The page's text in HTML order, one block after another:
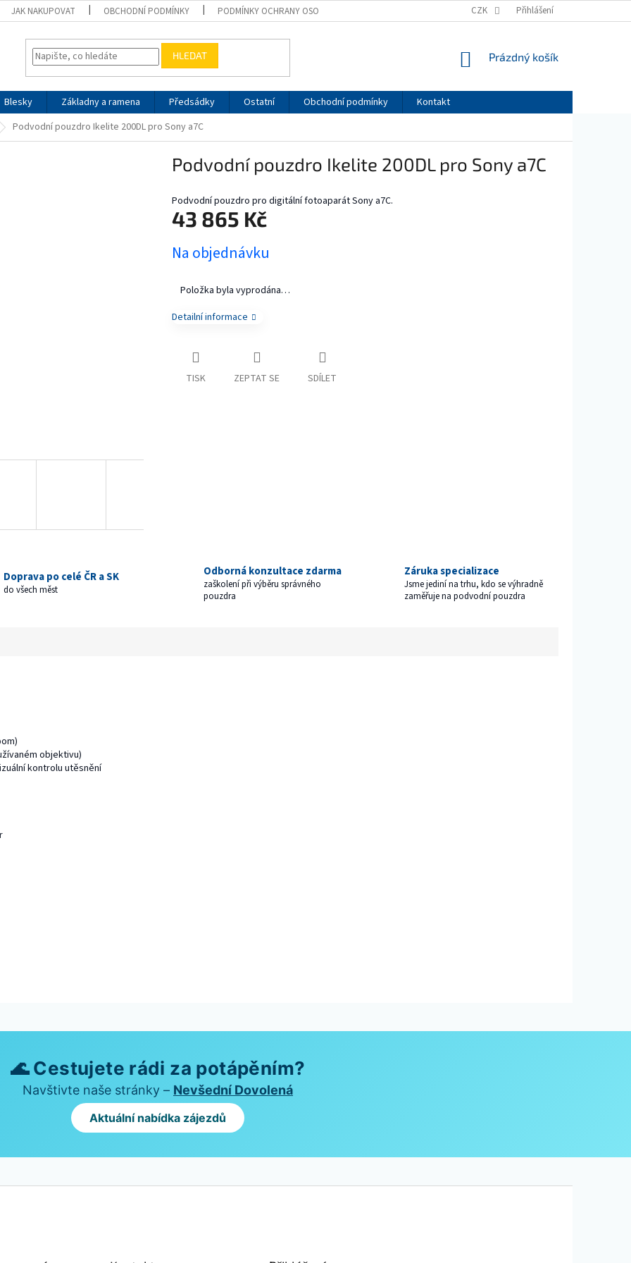
JAK NAKUPOVAT OBCHODNÍ PODMÍNKY PODMÍNKY OCHRANY OSOBNÍCH ÚDAJŮ CZK Přihlášení
HLEDAT
NÁKUPNÍ
Prázdný košík
Blesky Základny a ramena Předsádky Ostatní Obchodní podmínky
Kontakt
Podvodní pouzdro Ikelite 200DL pro Sony a7C
Podvodní pouzdro Ikelite 200DL pro Sony a7C
Podvodní pouzdro pro digitální fotoaparát Sony a7C.
43 865 Kč
cena:
Na objednávku
Položka byla vyprodána…
Detailní informace
TISK ZEPTAT SE SDÍLET
Doprava po celé ČR a SK
do všech měst
Odborná konzultace zdarma
zaškolení při výběru správného
pouzdra
Záruka specializace
Jsme jediní na trhu, kdo se výhradně
zaměřuje na podvodní pouzdra
objektivu)
kontrolu utěsnění
🌊 Cestujete rádi za potápěním?
Navštivte naše stránky – Nevšední Dovolená
Aktuální nabídka zájezdů